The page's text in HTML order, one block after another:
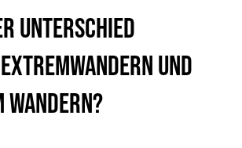
Unterschied
und